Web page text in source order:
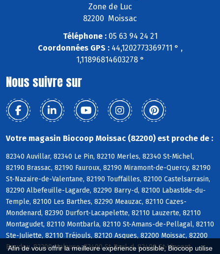
Afin de vous offrir la meilleure expérience possible, Biocoop utilise
Zone de Luc
82200 Moissac
Téléphone :05 63 94 24 21
Coordonnées GPS :44,1202773369711 ° ,
1,11896814603278 °
Nous suivre sur
Votre magasin Biocoop Moissac (82200) est proche de :
82340 Auvillar, 82340 Le Pin, 82210 Merles, 82340 St-Michel,
82190 Brassac, 82190 Fauroux, 82190 Miramont-de-Quercy, 82190
St-Nazaire-de-Valentane, 82190 Touffailles, 82100 Castelsarrasin,
82290 Albefeuille-Lagarde, 82290 Barry-d, 82100 Labastide-du-
Temple, 82100 Les Barthes, 82290 Meauzac, 82110 Cazes-
Mondenard, 82390 Durfort-Lacapelette, 82110 Lauzerte, 82110
Montagudet, 82110 Montbarla, 82110 St-Amans-de-Pellagal, 82110
Ste-Juliette, 82110 Tréjouls, 82120 Asques, 82200 Moissac, 82200
Boudou, 82200 Malause, 82400 St-Paul-d, 82400 St-Vincent-